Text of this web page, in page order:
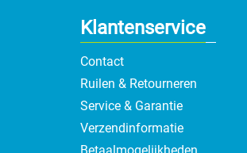
Klantenservice
Contact
Ruilen & Retourneren
Service & Garantie
Verzendinformatie